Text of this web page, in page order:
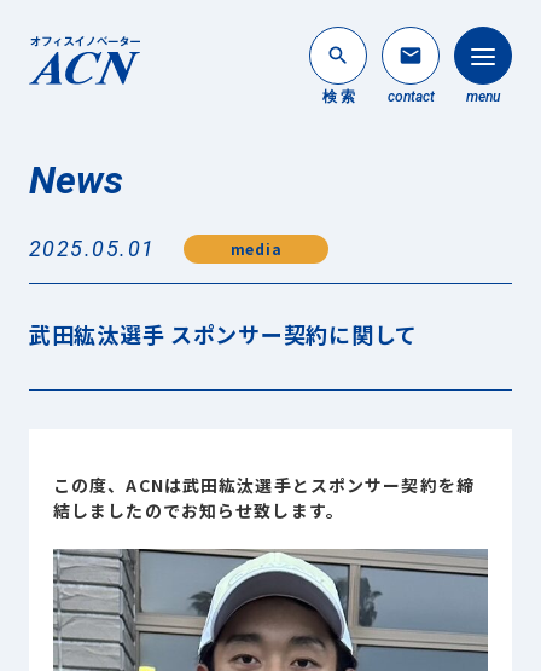
search
検 索
mail
contact menu
法人のお客様
個人のお客様
About ACN
ACNについて
News
最新情報
Sustainability
サステナビリティ
Recruit
採用情報
News
2025.05.01 media
武田紘汰選手 スポンサー契約に関して
この度、ACNは武田紘汰選手とスポンサー契約を締
結しましたのでお知らせ致します。